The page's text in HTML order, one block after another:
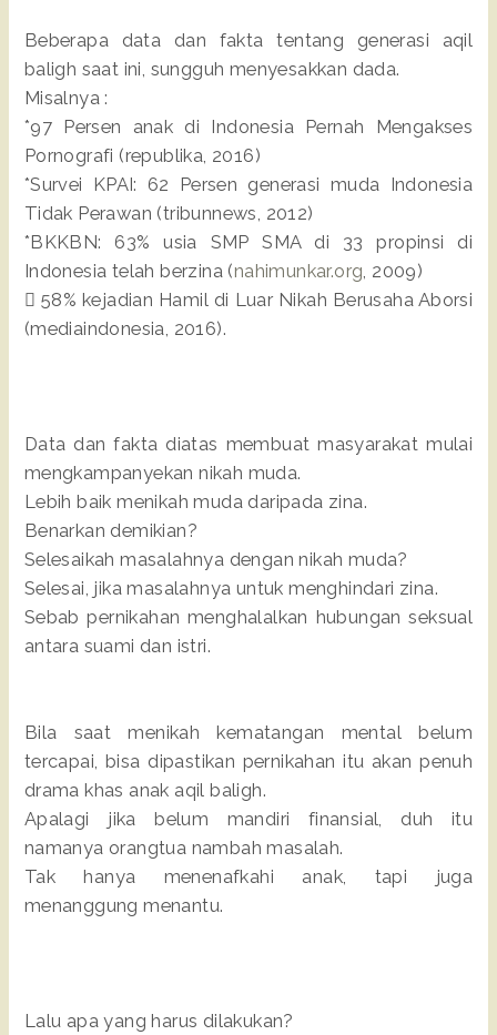
Beberapa data dan fakta tentang generasi aqil
baligh saat ini, sungguh menyesakkan dada.
Misalnya :
*97 Persen anak di Indonesia Pernah Mengakses
Pornografi (republika, 2016)
*Survei KPAI: 62 Persen generasi muda Indonesia
Tidak Perawan (tribunnews, 2012)
*BKKBN: 63% usia SMP SMA di 33 propinsi di
Indonesia telah berzina (nahimunkar.org, 2009)
 58% kejadian Hamil di Luar Nikah Berusaha Aborsi
(mediaindonesia, 2016).
Data dan fakta diatas membuat masyarakat mulai
mengkampanyekan nikah muda.
Lebih baik menikah muda daripada zina.
Benarkan demikian?
Selesaikah masalahnya dengan nikah muda?
Selesai, jika masalahnya untuk menghindari zina.
Sebab pernikahan menghalalkan hubungan seksual
antara suami dan istri.
Bila saat menikah kematangan mental belum
tercapai, bisa dipastikan pernikahan itu akan penuh
drama khas anak aqil baligh.
Apalagi jika belum mandiri finansial, duh itu
namanya orangtua nambah masalah.
Tak hanya menenafkahi anak, tapi juga
menanggung menantu.
Lalu apa yang harus dilakukan?